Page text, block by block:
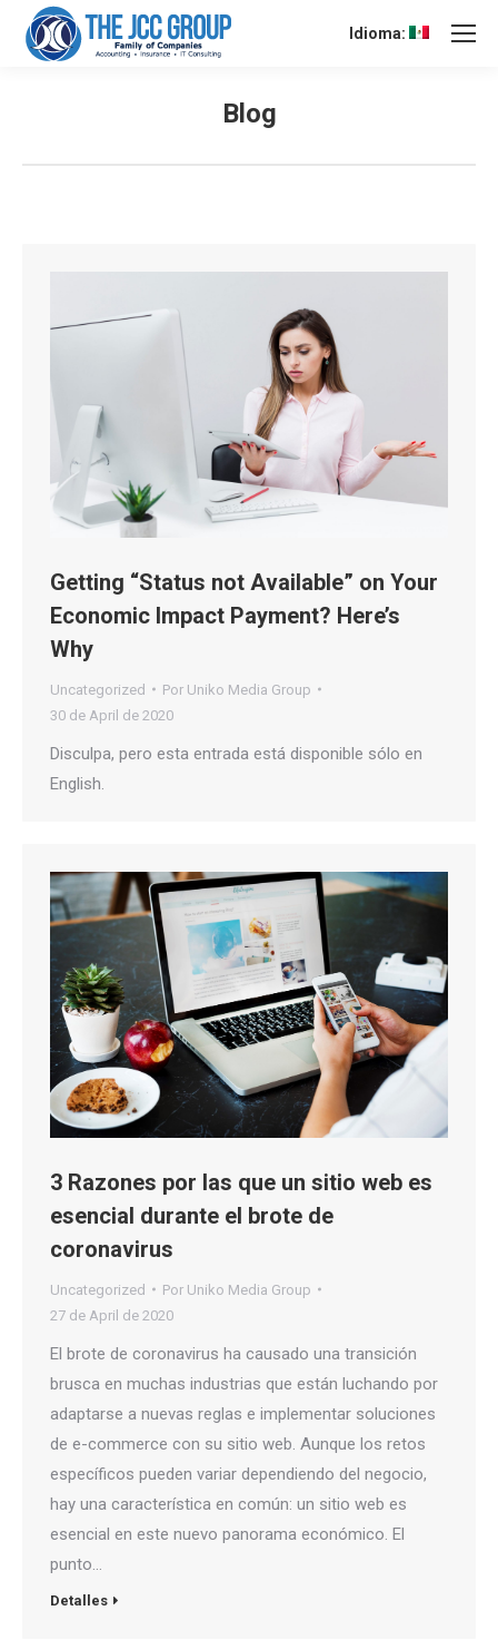
Idioma:
Blog
Getting “Status not Available” on Your
Economic Impact Payment? Here’s
Why
Uncategorized Por Uniko Media Group
30 de April de 2020
Disculpa, pero esta entrada está disponible sólo en
English.
3 Razones por las que un sitio web es
esencial durante el brote de
coronavirus
Uncategorized Por Uniko Media Group
27 de April de 2020
El brote de coronavirus ha causado una transición
brusca en muchas industrias que están luchando por
adaptarse a nuevas reglas e implementar soluciones
de e-commerce con su sitio web. Aunque los retos
específicos pueden variar dependiendo del negocio,
hay una característica en común: un sitio web es
esencial en este nuevo panorama económico. El
punto…
Detalles